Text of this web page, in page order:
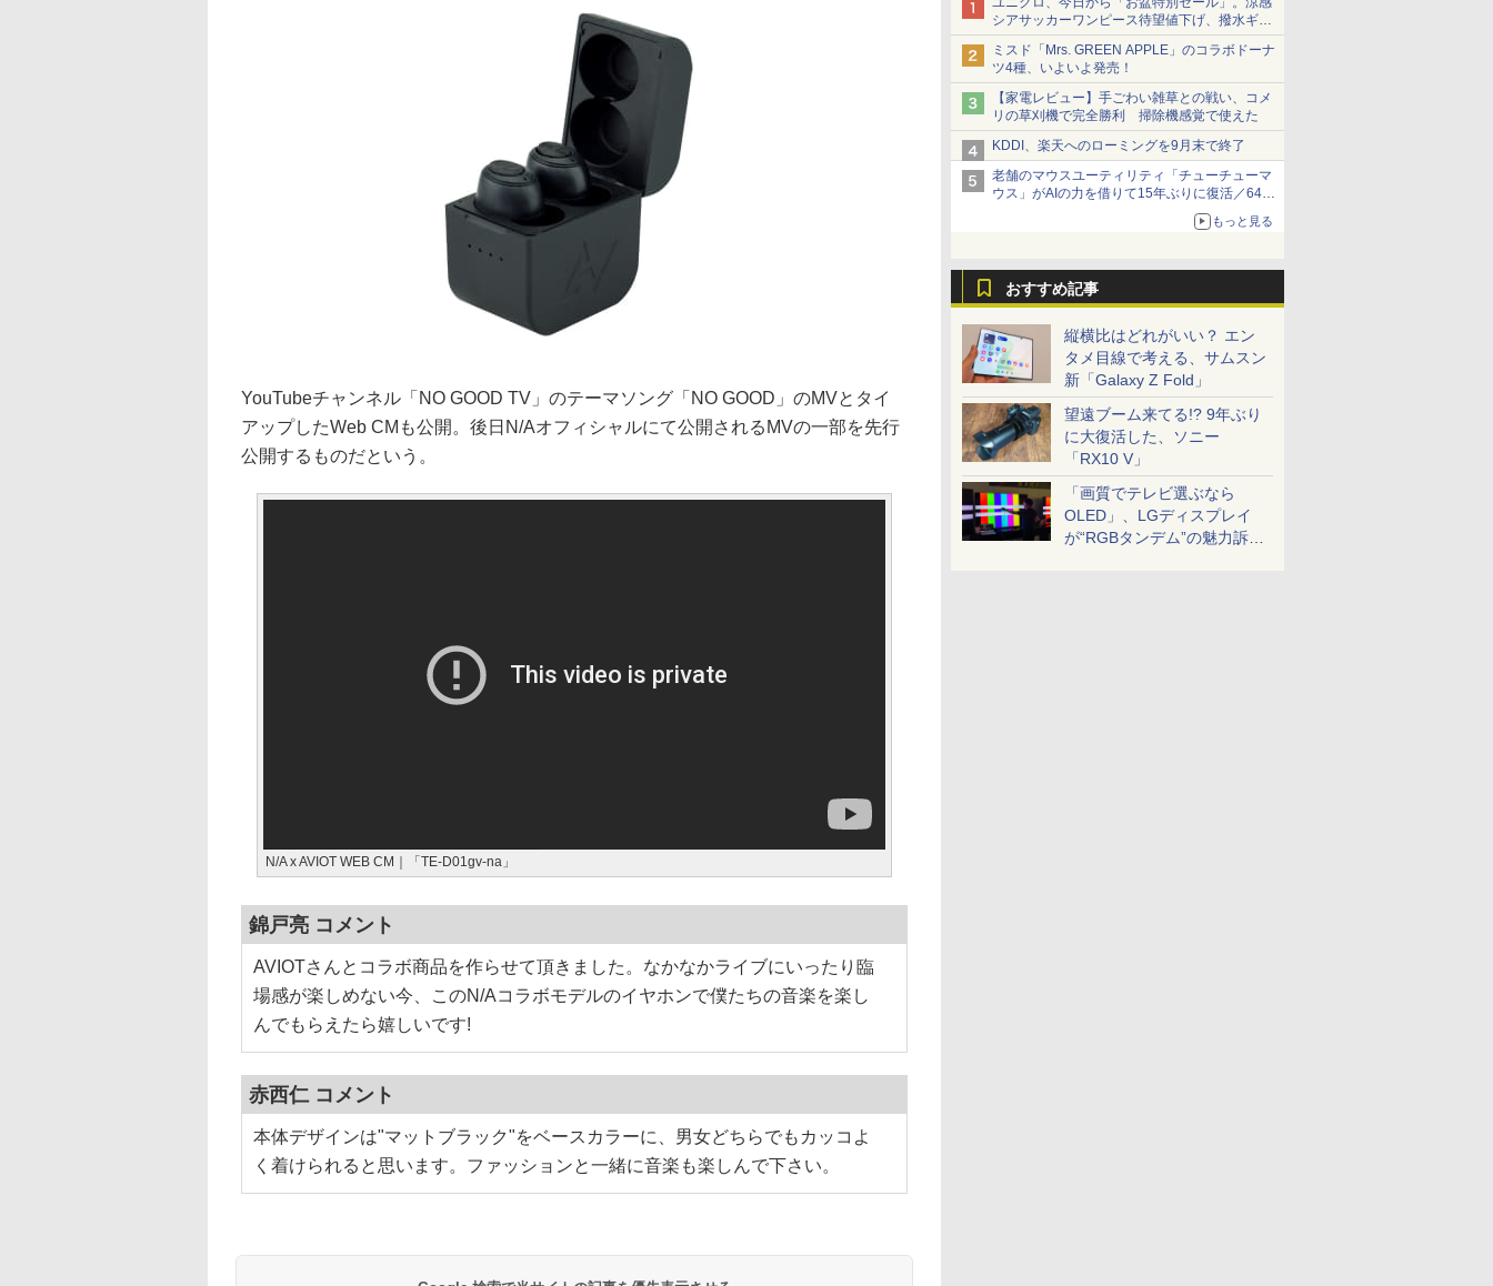
シアサッカーワンピース待望値下げ、撥水ギア
ショーツは1990円に
ミスド「Mrs. GREEN APPLE」のコラボドーナ
ツ4種、いよいよ発売！
【家電レビュー】手ごわい雑草との戦い、コメ
リの草刈機で完全勝利 掃除機感覚で使えた
KDDI、楽天へのローミングを9月末で終了
老舗のマウスユーティリティ「チューチューマ
ウス」がAIの力を借りて15年ぶりに復活／64bit
化、Windows 10/11、「Chrome」も走り回
る。復活記念で2026年末まで500円
もっと見る
おすすめ記事
縦横比はどれがいい？ エン
タメ目線で考える、サムスン
新「Galaxy Z Fold」
望遠ブーム来てる!? 9年ぶり
に大復活した、ソニー
「RX10 V」
「画質でテレビ選ぶなら
OLED」、LGディスプレイ
が“RGBタンデム”の魅力訴
YouTubeチャンネル「NO GOOD TV」のテーマソング「NO GOOD」のMVとタイ
アップしたWeb CMも公開。後日N/Aオフィシャルにて公開されるMVの一部を先行
公開するものだという。
N/A x AVIOT WEB CM｜「TE-D01gv-na」
錦戸亮 コメント
AVIOTさんとコラボ商品を作らせて頂きました。なかなかライブにいったり臨
場感が楽しめない今、このN/Aコラボモデルのイヤホンで僕たちの音楽を楽し
んでもらえたら嬉しいです!
赤西仁 コメント
本体デザインは"マットブラック"をベースカラーに、男女どちらでもカッコよ
く着けられると思います。ファッションと一緒に音楽も楽しんで下さい。